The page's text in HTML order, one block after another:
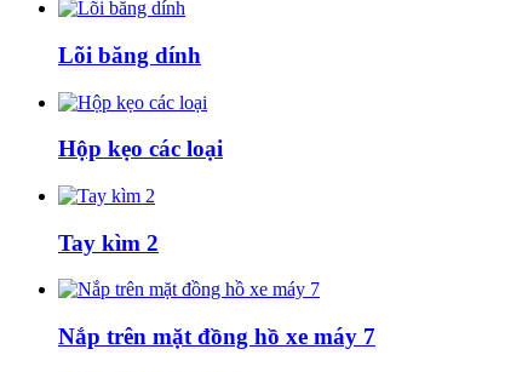
Lõi băng dính
Hộp kẹo các loại
Tay kìm 2
Nắp trên mặt đồng hồ xe máy 7